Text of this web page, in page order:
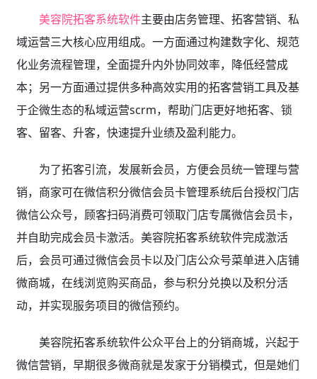
美容院拓客系统软件主要由店务管理、拓客营销、私
域运营三大核心应用组成。一方面通过构建数字化、规范
化业务流程管理，全面提升内外协同效率，降低经营成
本；另一方面通过提供多种高效实用的拓客营销工具及基
于企微生态的私域运营scrm，帮助门店更好地拓客、锁
客、留客、升客，快速提升业绩及盈利能力。
为了拓客引流，发展新会员，方便会员统一管理与营
销，商家可在微信积分微信会员卡管理系统后台授权门店
微信公众号，顾客扫码消费可领取门店专属微信会员卡，
并自助完成会员卡激活。美容院拓客系统软件完成激活
后，会员可通过微信会员卡以及门店公众号菜单进入店铺
微商城，在线浏览购买商品，参与积分兑换以及积分活
动，并实现服务项目的微信预约。
美容院拓客系统软件公众平台上的分销商城，兴起于
微信营销，早期很多微商就是发家于分销模式，但是她们